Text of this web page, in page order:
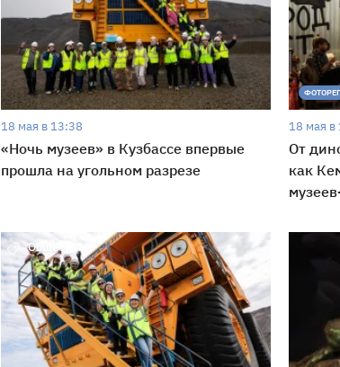
18 мая в 13:38
«Ночь музеев» в Кузбассе впервые
прошла на угольном разрезе
18 мая в
От
как
Общество